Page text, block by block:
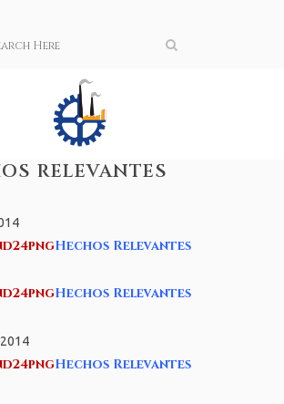
RELEVANTES
Hechos Relevantes
Hechos Relevantes
2014
Hechos Relevantes